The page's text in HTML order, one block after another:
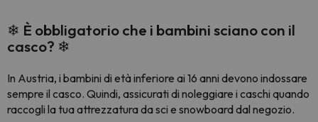
❄ È obbligatorio che i bambini sciano con il
casco? ❄
In Austria, i bambini di età inferiore ai 16 anni devono indossare
sempre il casco. Quindi, assicurati di noleggiare i caschi quando
raccogli la tua attrezzatura da sci e snowboard dal negozio.